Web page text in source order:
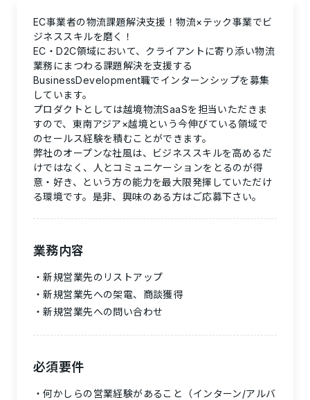
EC事業者の物流課題解決支援！物流×テック事業でビ
ジネススキルを磨く！
EC・D2C領域において、クライアントに寄り添い物流
業務にまつわる課題解決を支援する
BusinessDevelopment職でインターンシップを募集
しています。
プロダクトとしては越境物流SaaSを担当いただきま
すので、 東南アジア×越境という今伸びている領域で
のセールス経験を積むことができます。
弊社のオープンな社風は、ビジネススキルを高めるだ
けではなく、人とコミュニケーションをとるのが得
意・好き、という方の能力を最大限発揮していただけ
る環境です。是非、興味のある方はご応募下さい。
業務内容
新規営業先のリストアップ
新規営業先への架電、商談獲得
新規営業先への問い合わせ
必須要件
何かしらの営業経験があること（インターン/アルバ